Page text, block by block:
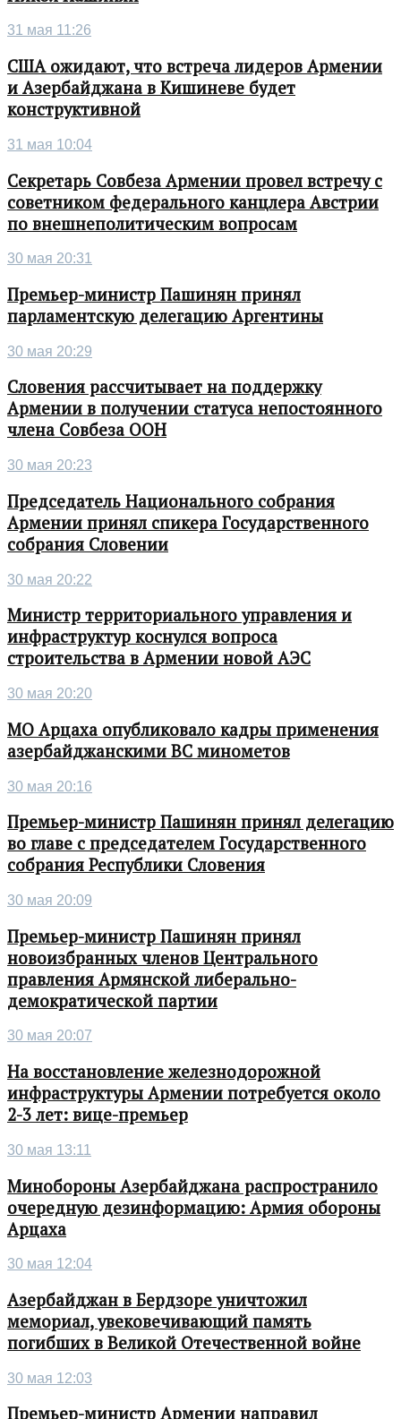
31 мая 11:26
США ожидают, что встреча лидеров Армении
и Азербайджана в Кишиневе будет
конструктивной
31 мая 10:04
Секретарь Совбеза Армении провел встречу с
советником федерального канцлера Австрии
по внешнеполитическим вопросам
30 мая 20:31
Премьер-министр Пашинян принял
парламентскую делегацию Аргентины
30 мая 20:29
Словения рассчитывает на поддержку
Армении в получении статуса непостоянного
члена Совбеза ООН
30 мая 20:23
Председатель Национального собрания
Армении принял спикера Государственного
собрания Словении
30 мая 20:22
Министр территориального управления и
инфраструктур коснулся вопроса
строительства в Армении новой АЭС
30 мая 20:20
МО Арцаха опубликовало кадры применения
азербайджанскими ВС минометов
30 мая 20:16
Премьер-министр Пашинян принял делегацию
во главе с председателем Государственного
собрания Республики Словения
30 мая 20:09
Премьер-министр Пашинян принял
новоизбранных членов Центрального
правления Армянской либерально-
демократической партии
30 мая 20:07
На восстановление железнодорожной
инфраструктуры Армении потребуется около
2-3 лет: вице-премьер
30 мая 13:11
Минобороны Азербайджана распространило
очередную дезинформацию: Армия обороны
Арцаха
30 мая 12:04
Азербайджан в Бердзоре уничтожил
мемориал, увековечивающий память
погибших в Великой Отечественной войне
30 мая 12:03
Премьер-министр Армении направил